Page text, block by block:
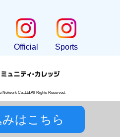
はこちら
Official Sports
Network Co.,Ltd.All Rights Reserved.